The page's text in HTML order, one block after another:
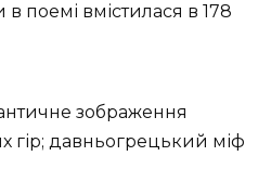
поемі вмістилася в 178
зображення
гір; давньогрецький міф